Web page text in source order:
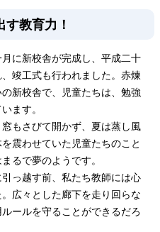
教育力！
に新校舎が完成し、平成二十
竣工式も行われました。赤煉
新校舎で、児童たちは、勉強
ます。
もさびて開かず、夏は蒸し風
震わせていた児童たちのこと
るで夢のようです。
っ越す前、私たち教師には心
広々とした廊下を走り回らな
ールを守ることができるだろ